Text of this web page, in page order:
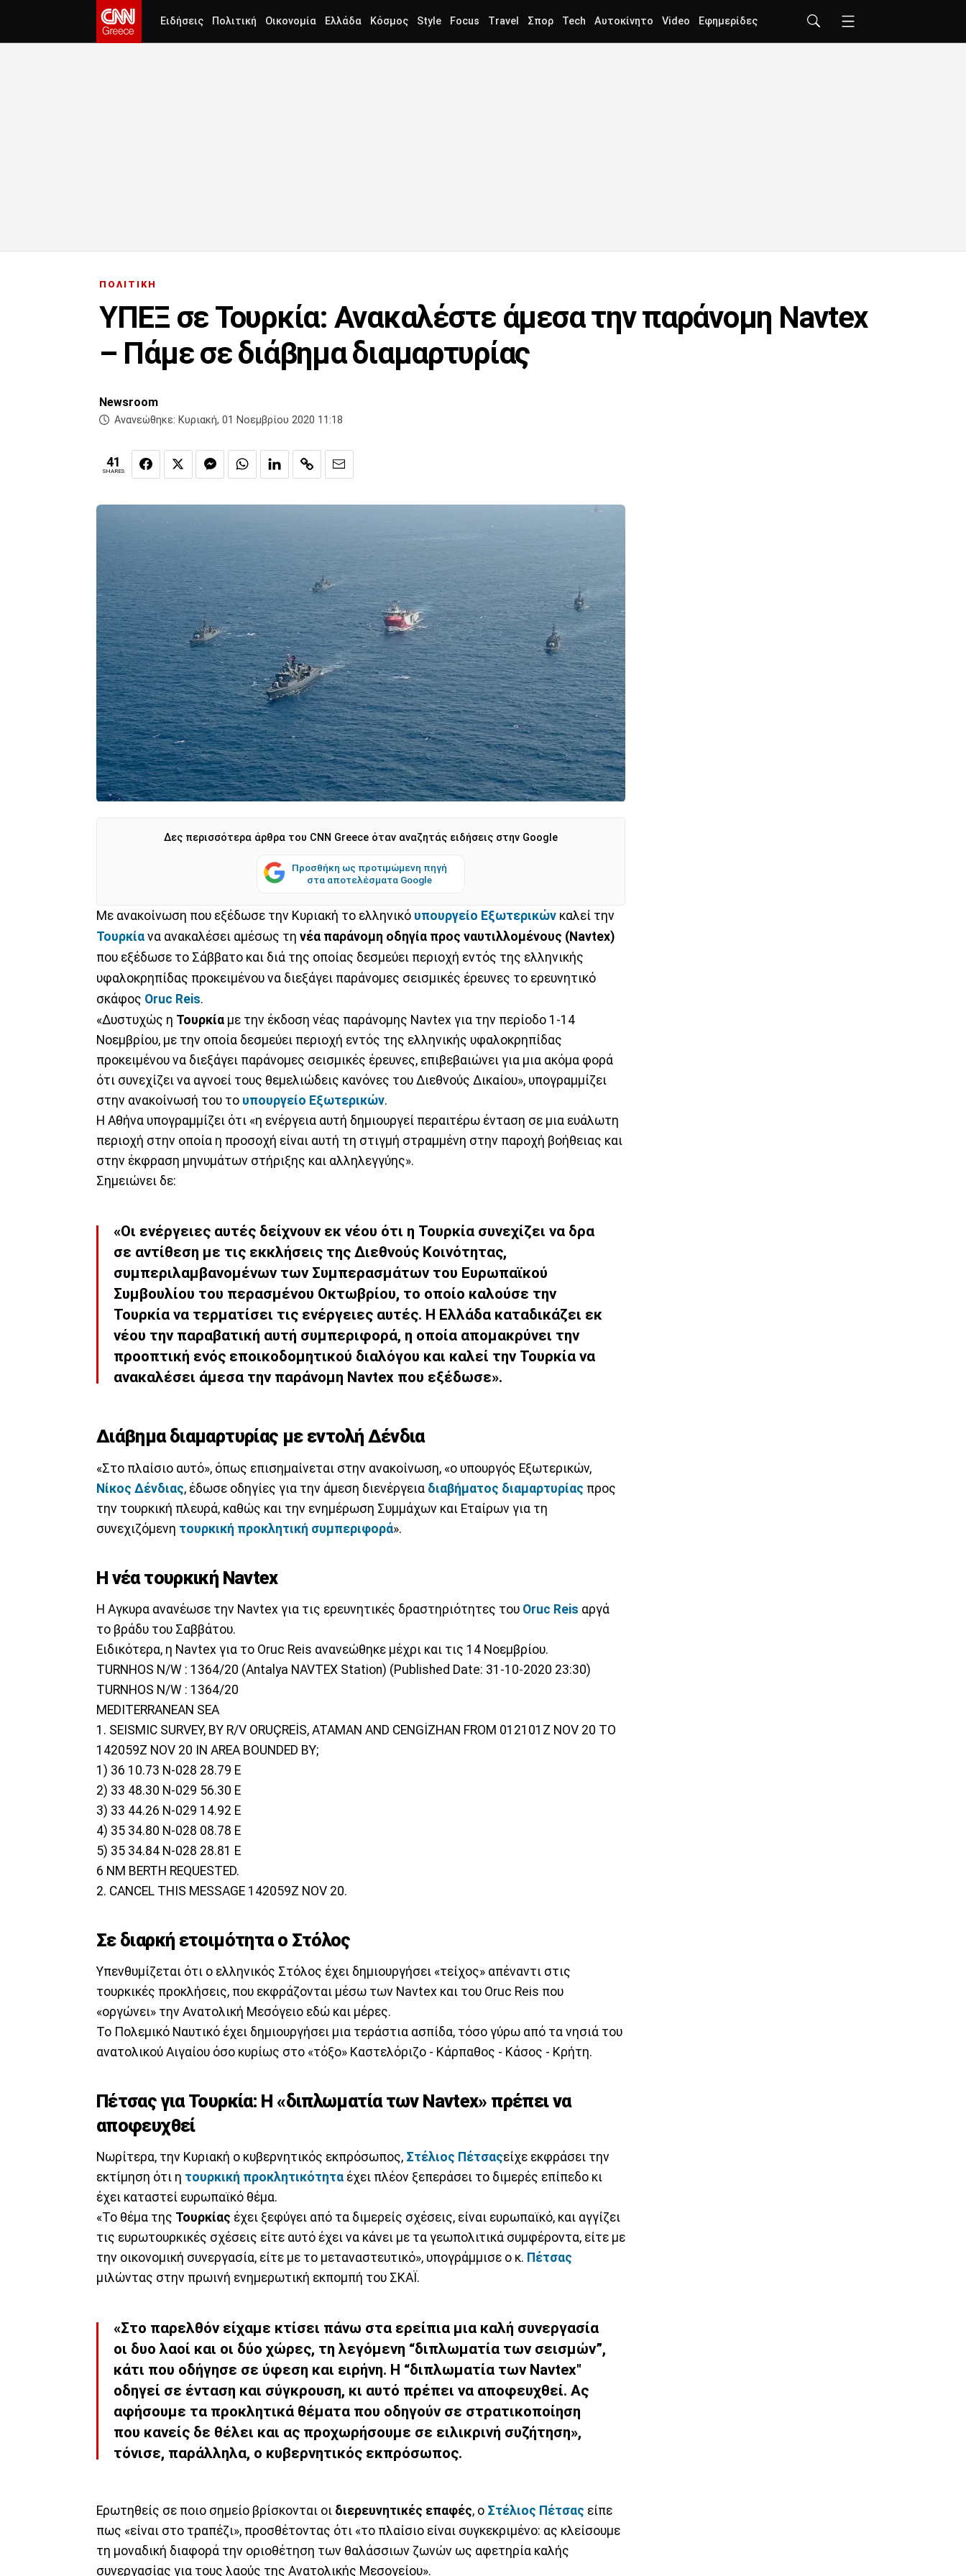
Ειδήσεις Πολιτική Οικονομία Ελλάδα Κόσμος Style Focus Travel Σπορ Tech Αυτοκίνητο Video Εφημερίδες
ΠΟΛΙΤΙΚΗ
ΥΠΕΞ σε Τουρκία: Ανακαλέστε άμεσα την παράνομη Navtex
– Πάμε σε διάβημα διαμαρτυρίας
Newsroom
Ανανεώθηκε: Κυριακή, 01 Νοεμβρίου 2020 11:18
41
SHARES
Δες περισσότερα άρθρα του CNN Greece όταν αναζητάς ειδήσεις στην Google
Προσθήκη ως προτιμώμενη πηγή
στα αποτελέσματα Google
Με ανακοίνωση που εξέδωσε την Κυριακή το ελληνικό υπουργείο Εξωτερικών καλεί την
Τουρκία να ανακαλέσει αμέσως τη νέα παράνομη οδηγία προς ναυτιλλομένους (Navtex)
που εξέδωσε το Σάββατο και διά της οποίας δεσμεύει περιοχή εντός της ελληνικής
υφαλοκρηπίδας προκειμένου να διεξάγει παράνομες σεισμικές έρευνες το ερευνητικό
σκάφος Oruc Reis.
«Δυστυχώς η Τουρκία με την έκδοση νέας παράνομης Navtex για την περίοδο 1-14
Νοεμβρίου, με την οποία δεσμεύει περιοχή εντός της ελληνικής υφαλοκρηπίδας
προκειμένου να διεξάγει παράνομες σεισμικές έρευνες, επιβεβαιώνει για μια ακόμα φορά
ότι συνεχίζει να αγνοεί τους θεμελιώδεις κανόνες του Διεθνούς Δικαίου», υπογραμμίζει
στην ανακοίνωσή του το υπουργείο Εξωτερικών.
Η Αθήνα υπογραμμίζει ότι «η ενέργεια αυτή δημιουργεί περαιτέρω ένταση σε μια ευάλωτη
περιοχή στην οποία η προσοχή είναι αυτή τη στιγμή στραμμένη στην παροχή βοήθειας και
στην έκφραση μηνυμάτων στήριξης και αλληλεγγύης».
Σημειώνει δε:
«Οι ενέργειες αυτές δείχνουν εκ νέου ότι η Τουρκία συνεχίζει να δρα
σε αντίθεση με τις εκκλήσεις της Διεθνούς Κοινότητας,
συμπεριλαμβανομένων των Συμπερασμάτων του Ευρωπαϊκού
Συμβουλίου του περασμένου Οκτωβρίου, το οποίο καλούσε την
Τουρκία να τερματίσει τις ενέργειες αυτές. Η Ελλάδα καταδικάζει εκ
νέου την παραβατική αυτή συμπεριφορά, η οποία απομακρύνει την
προοπτική ενός εποικοδομητικού διαλόγου και καλεί την Τουρκία να
ανακαλέσει άμεσα την παράνομη Navtex που εξέδωσε».
Διάβημα διαμαρτυρίας με εντολή Δένδια
«Στο πλαίσιο αυτό», όπως επισημαίνεται στην ανακοίνωση, «ο υπουργός Εξωτερικών,
Νίκος Δένδιας, έδωσε οδηγίες για την άμεση διενέργεια διαβήματος διαμαρτυρίας προς
την τουρκική πλευρά, καθώς και την ενημέρωση Συμμάχων και Εταίρων για τη
συνεχιζόμενη τουρκική προκλητική συμπεριφορά».
Η νέα τουρκική Navtex
Η Αγκυρα ανανέωσε την Navtex για τις ερευνητικές δραστηριότητες του Oruc Reis αργά
το βράδυ του Σαββάτου.
Ειδικότερα, η Navtex για το Oruc Reis ανανεώθηκε μέχρι και τις 14 Νοεμβρίου.
TURNHOS N/W : 1364/20 (Antalya NAVTEX Station) (Published Date: 31-10-2020 23:30)
TURNHOS N/W : 1364/20
MEDITERRANEAN SEA
1. SEISMIC SURVEY, BY R/V ORUÇREİS, ATAMAN AND CENGİZHAN FROM 012101Z NOV 20 TO
142059Z NOV 20 IN AREA BOUNDED BY;
1) 36 10.73 N-028 28.79 E
2) 33 48.30 N-029 56.30 E
3) 33 44.26 N-029 14.92 E
4) 35 34.80 N-028 08.78 E
5) 35 34.84 N-028 28.81 E
6 NM BERTH REQUESTED.
2. CANCEL THIS MESSAGE 142059Z NOV 20.
Σε διαρκή ετοιμότητα ο Στόλος
Υπενθυμίζεται ότι ο ελληνικός Στόλος έχει δημιουργήσει «τείχος» απέναντι στις
τουρκικές προκλήσεις, που εκφράζονται μέσω των Navtex και του Oruc Reis που
«οργώνει» την Ανατολική Μεσόγειο εδώ και μέρες.
Το Πολεμικό Ναυτικό έχει δημιουργήσει μια τεράστια ασπίδα, τόσο γύρω από τα νησιά του
ανατολικού Αιγαίου όσο κυρίως στο «τόξο» Καστελόριζο - Κάρπαθος - Κάσος - Κρήτη.
Πέτσας για Τουρκία: H «διπλωματία των Navtex» πρέπει να
αποφευχθεί
Νωρίτερα, την Κυριακή ο κυβερνητικός εκπρόσωπος, Στέλιος Πέτσαςείχε εκφράσει την
εκτίμηση ότι η τουρκική προκλητικότητα έχει πλέον ξεπεράσει το διμερές επίπεδο κι
έχει καταστεί ευρωπαϊκό θέμα.
«Το θέμα της Τουρκίας έχει ξεφύγει από τα διμερείς σχέσεις, είναι ευρωπαϊκό, και αγγίζει
τις ευρωτουρκικές σχέσεις είτε αυτό έχει να κάνει με τα γεωπολιτικά συμφέροντα, είτε με
την οικονομική συνεργασία, είτε με το μεταναστευτικό», υπογράμμισε ο κ. Πέτσας
μιλώντας στην πρωινή ενημερωτική εκπομπή του ΣΚΑΪ.
«Στο παρελθόν είχαμε κτίσει πάνω στα ερείπια μια καλή συνεργασία
οι δυο λαοί και οι δύο χώρες, τη λεγόμενη “διπλωματία των σεισμών”,
κάτι που οδήγησε σε ύφεση και ειρήνη. Η “διπλωματία των Navtex"
οδηγεί σε ένταση και σύγκρουση, κι αυτό πρέπει να αποφευχθεί. Ας
αφήσουμε τα προκλητικά θέματα που οδηγούν σε στρατικοποίηση
που κανείς δε θέλει και ας προχωρήσουμε σε ειλικρινή συζήτηση»,
τόνισε, παράλληλα, ο κυβερνητικός εκπρόσωπος.
Ερωτηθείς σε ποιο σημείο βρίσκονται οι διερευνητικές επαφές, ο Στέλιος Πέτσας είπε
πως «είναι στο τραπέζι», προσθέτοντας ότι «το πλαίσιο είναι συγκεκριμένο: ας κλείσουμε
τη μοναδική διαφορά την οριοθέτηση των θαλάσσιων ζωνών ως αφετηρία καλής
συνεργασίας για τους λαούς της Ανατολικής Μεσογείου».